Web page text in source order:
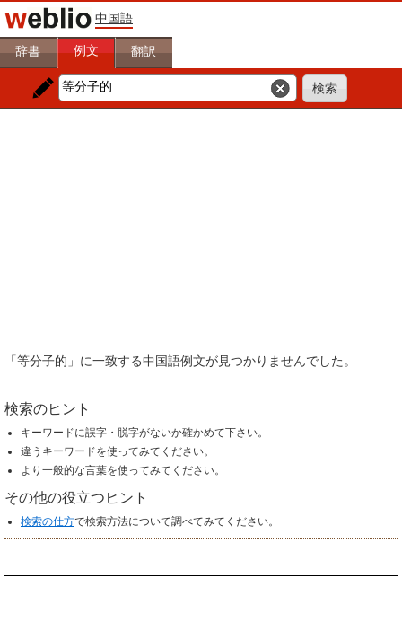
中国語
辞書 例文 翻訳
「等分子的」に一致する中国語例文が見つかりませんでした。
検索のヒント
キーワードに誤字・脱字がないか確かめて下さい。
違うキーワードを使ってみてください。
より一般的な言葉を使ってみてください。
その他の役立つヒント
検索の仕方で検索方法について調べてみてください。